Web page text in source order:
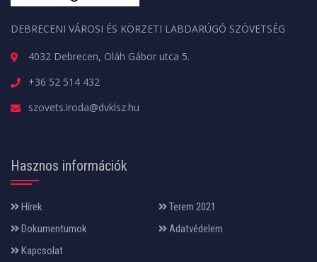
DEBRECENI VÁROSI ÉS KÖRZETI LABDARÚGÓ SZÖVETSÉG
4032 Debrecen, Oláh Gábor utca 5.
+36 52 514 432
szovets.iroda@dvklsz.hu
Hasznos információk
Hírek
Terem 2021
Dokumentumok
Adatvédelem
Kapcsolat